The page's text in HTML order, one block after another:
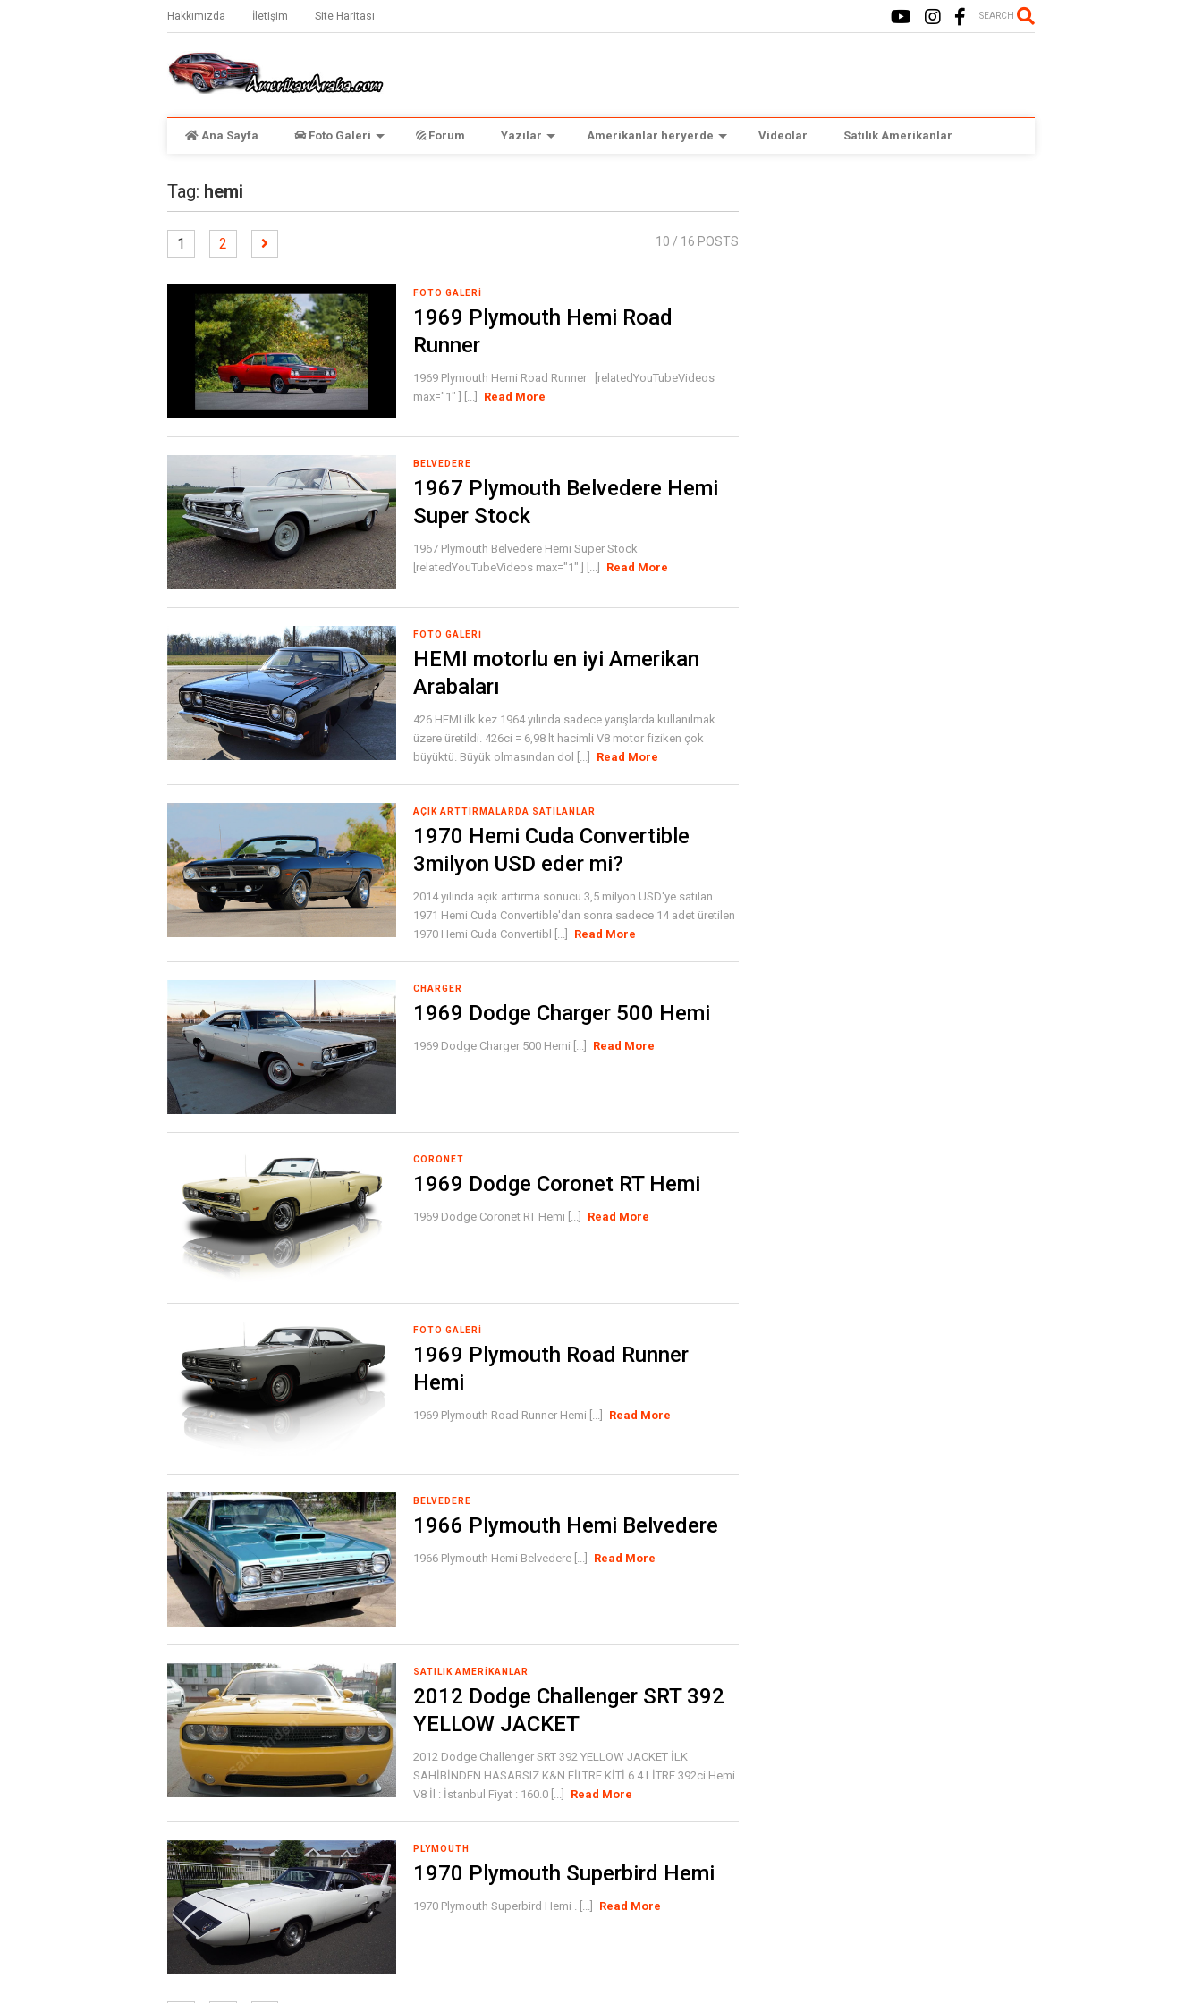
Hakkımızda İletişim Site Haritası SEARCH
Ana Sayfa Foto Galeri Forum Yazılar Amerikanlar heryerde Videolar Satılık Amerikanlar
Tag: hemi
1 2 10 / 16 POSTS
FOTO GALERI
1969 Plymouth Hemi Road
Runner
1969 Plymouth Hemi Road Runner [relatedYouTubeVideos
max="1" ] [...]
Read More
BELVEDERE
1967 Plymouth Belvedere Hemi
Super Stock
1967 Plymouth Belvedere Hemi Super Stock
[relatedYouTubeVideos max="1" ] [...]
Read More
FOTO GALERI
HEMI motorlu en iyi Amerikan
Arabaları
426 HEMI ilk kez 1964 yılında sadece yarışlarda kullanılmak
üzere üretildi. 426ci = 6,98 lt hacimli V8 motor fiziken çok
büyüktü. Büyük olmasından dol [...]
Read More
AÇIK ARTTIRMALARDA SATILANLAR
1970 Hemi Cuda Convertible
3milyon USD eder mi?
2014 yılında açık arttırma sonucu 3,5 milyon USD'ye satılan
1971 Hemi Cuda Convertible'dan sonra sadece 14 adet üretilen
1970 Hemi Cuda Convertibl [...]
Read More
CHARGER
1969 Dodge Charger 500 Hemi
1969 Dodge Charger 500 Hemi [...] Read More
CORONET
1969 Dodge Coronet RT Hemi
1969 Dodge Coronet RT Hemi [...] Read More
FOTO GALERI
1969 Plymouth Road Runner
Hemi
1969 Plymouth Road Runner Hemi [...] Read More
BELVEDERE
1966 Plymouth Hemi Belvedere
1966 Plymouth Hemi Belvedere [...] Read More
SATILIK AMERIKANLAR
2012 Dodge Challenger SRT 392
YELLOW JACKET
2012 Dodge Challenger SRT 392 YELLOW JACKET İLK
SAHİBİNDEN HASARSIZ K&N FİLTRE KİTİ 6.4 LİTRE 392ci Hemi
V8 İl : İstanbul Fiyat : 160.0 [...]
Read More
PLYMOUTH
1970 Plymouth Superbird Hemi
1970 Plymouth Superbird Hemi . [...] Read More